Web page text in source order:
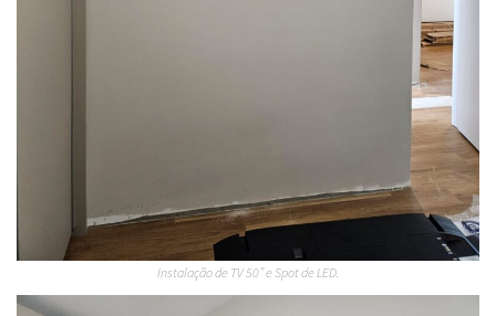
Instalação de TV 50” e Spot de LED.